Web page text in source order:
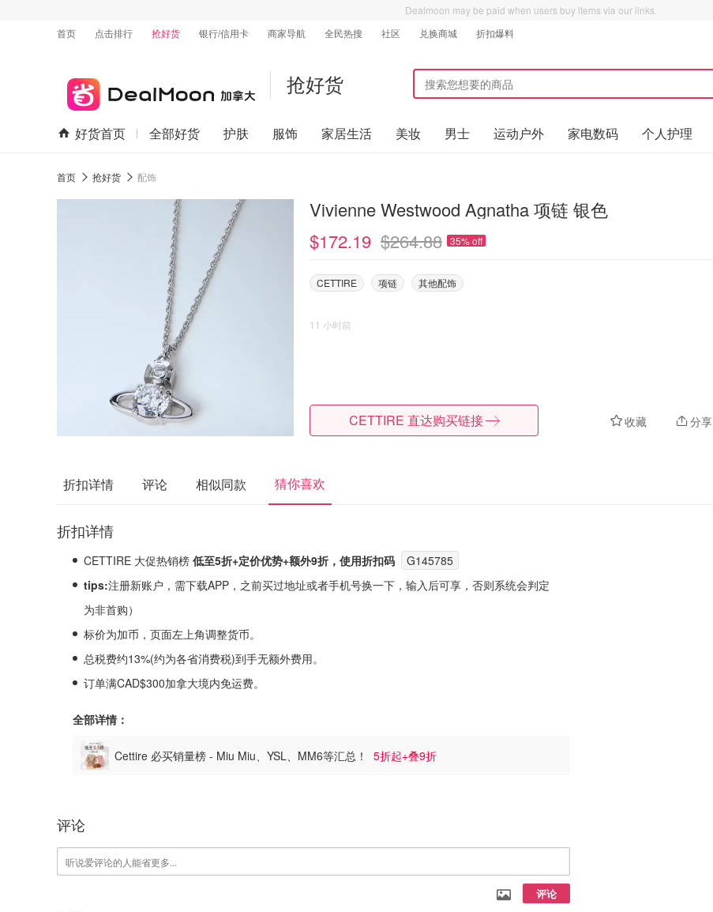
Dealmoon may be paid when users buy items via our links.
首页
点击排行 抢好货 银行/信用卡 商家导航 全民热搜 社区 兑换商城 折扣爆料
抢好货
好货首页 全部好货 护肤 服饰 家居生活 美妆 男士 运动户外 家电数码 个人护理
首页 抢好货 配饰
Vivienne Westwood Agnatha 项链 银色
$172.19 $264.88 35% off
CETTIRE 项链 其他配饰
11 小时前
收藏 分享
CETTIRE 直达购买链接
折扣详情 评论 相似同款 猜你喜欢
折扣详情
CETTIRE 大促热销榜 低至5折+定价优势+额外9折，使用折扣码
G145785
tips:注‮新册‬账户，需下载APP，之前买过地址或者手机号换一下，输入后可享，否则系统会‮定判‬
为非首购）
标价为加币，页面左上角调整货币。
总税费约13%(约为各省消费税)到手无额外费用。
订单满CAD$300加拿大境内免运费。
全部详情：
Cettire 必买销量榜 - Miu Miu、YSL、MM6等汇总！ 5折起+叠9折
评论
评论